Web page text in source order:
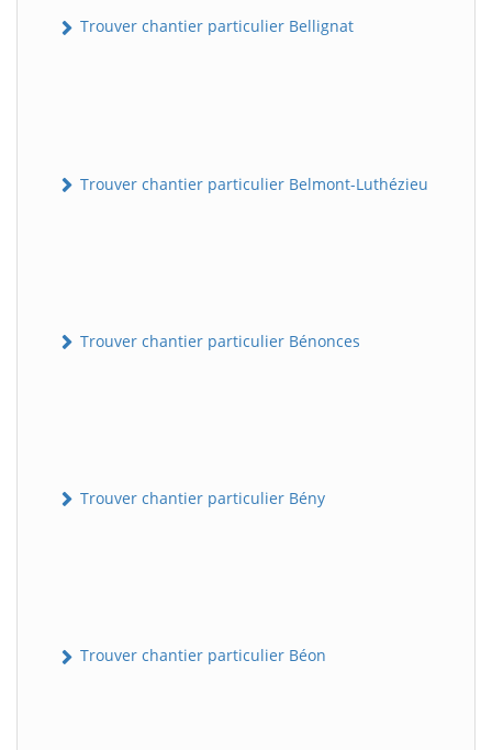
Trouver chantier particulier Bellignat
Trouver chantier particulier Belmont-Luthézieu
Trouver chantier particulier Bénonces
Trouver chantier particulier Bény
Trouver chantier particulier Béon